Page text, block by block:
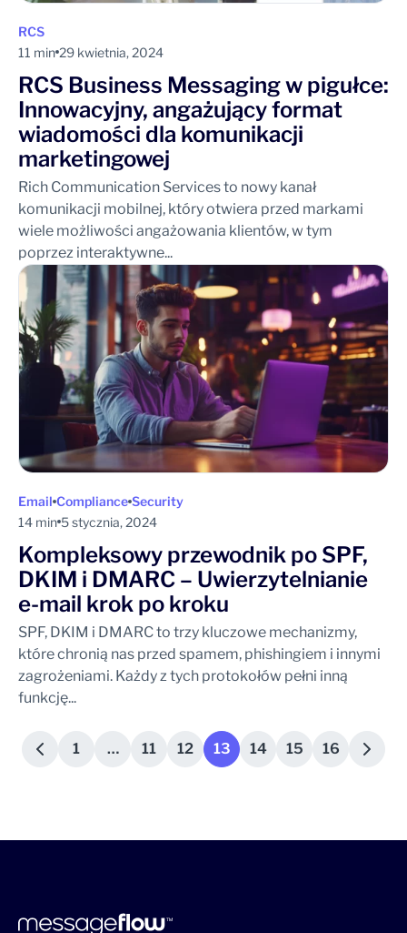
RCS
11 min 29 kwietnia, 2024
RCS Business Messaging w pigułce:
Innowacyjny, angażujący format
wiadomości dla komunikacji
marketingowej
Rich Communication Services to nowy kanał
komunikacji mobilnej, który otwiera przed markami
wiele możliwości angażowania klientów, w tym
poprzez interaktywne...
Email Compliance Security
14 min 5 stycznia, 2024
Kompleksowy przewodnik po SPF,
DKIM i DMARC – Uwierzytelnianie
e-mail krok po kroku
SPF, DKIM i DMARC to trzy kluczowe mechanizmy,
które chronią nas przed spamem, phishingiem i innymi
zagrożeniami. Każdy z tych protokołów pełni inną
funkcję...
1 … 11 12 13 14 15 16